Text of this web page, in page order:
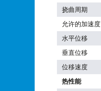
挠曲周期
允许的加速度
水平位移
垂直位移
位移速度
热性能